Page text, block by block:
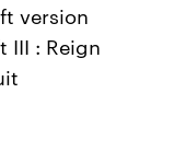
version
III : Reign